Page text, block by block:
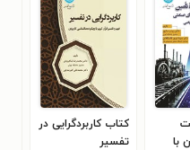
با
کتاب کاربردگرایی در
تفسیر